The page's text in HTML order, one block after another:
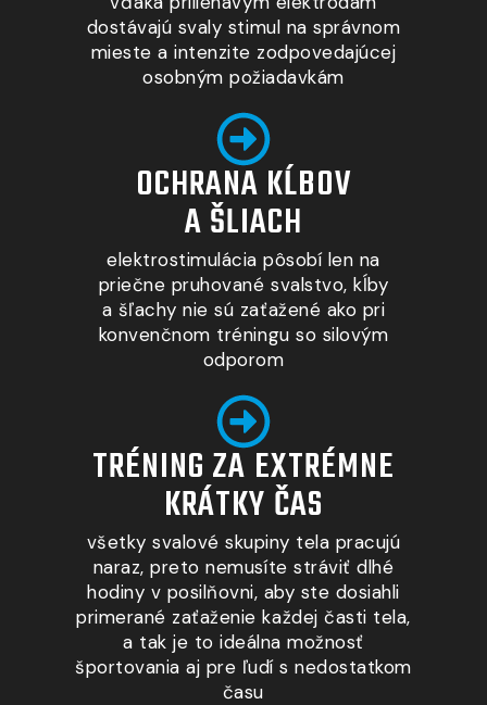
dostávajú svaly stimul na správnom
miestea intenzite zodpovedajúcej
osobným požiadavkám
OCHRANA KĹBOV
A ŠLIACH
elektrostimulácia pôsobí len na
priečne pruhované svalstvo, kĺby
a šľachy nie sú zaťažené ako pri
konvenčnom tréningu so silovým
odporom
TRÉNING ZA EXTRÉMNE
KRÁTKY ČAS
všetky svalové skupiny tela pracujú
naraz, preto nemusíte stráviť dlhé
hodiny v posilňovni, aby ste dosiahli
primerané zaťaženie každej časti tela,
a tak je to ideálna možnosť
športovania aj pre ľudí s nedostatkom
času